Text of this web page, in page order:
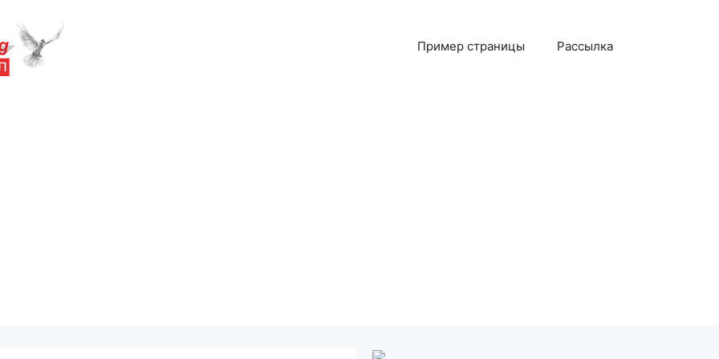
Пример страницы Рассылка